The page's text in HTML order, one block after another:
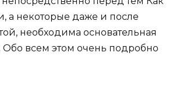
а некоторые даже и после
необходима основательная
Обо всем этом очень подробно